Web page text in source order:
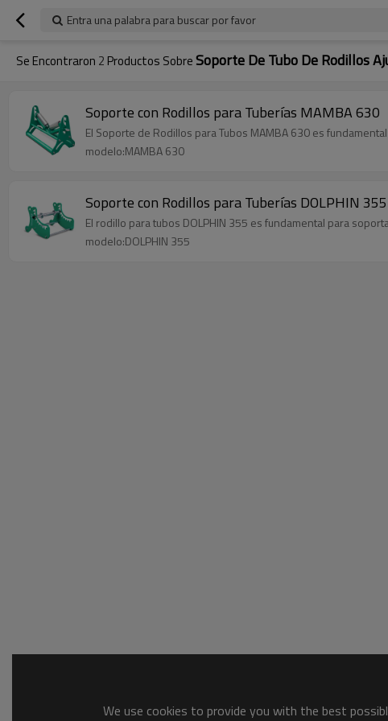
Entra una palabra para buscar por favor
Se Encontraron 2 Productos SobreSoporte De Tubo De Rodillos
Soporte con Rodillos para Tuberías MAMBA 630
El Soporte de Rodillos para Tubos MAMBA 630 es
modelo:MAMBA 630
Soporte con Rodillos para Tuberías DOLPHIN 355
El rodillo para tubos DOLPHIN 355 es fundamental para
modelo:DOLPHIN 355
We use cookies to provide you with the best